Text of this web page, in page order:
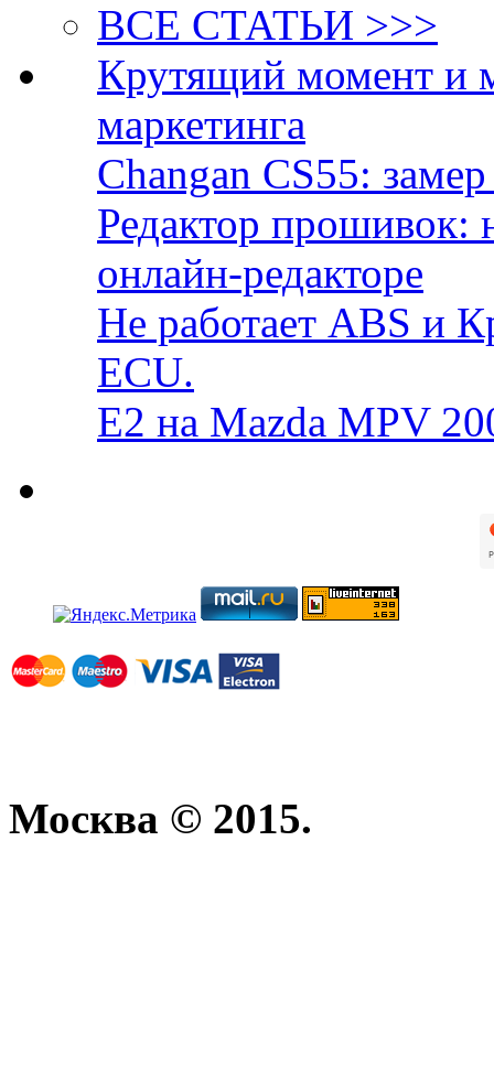
ВСЕ СТАТЬИ >>>
Крутящий момент и
маркетинга
Changan CS55:
Редактор прошивок:
онлайн-редакторе
Не работает ABS и
ECU.
E2 на Mazda MPV
Москва © 2015.